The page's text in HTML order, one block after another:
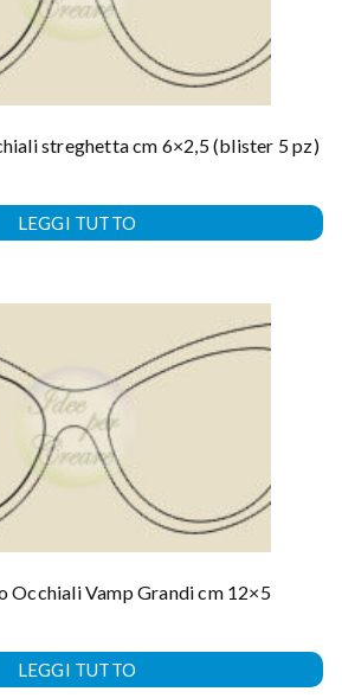
streghetta cm 6×2,5 (blister 5 pz)
LEGGI TUTTO
Occhiali Vamp Grandi cm 12×5
LEGGI TUTTO